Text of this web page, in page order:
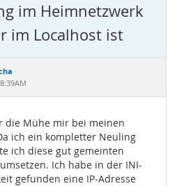
im Heimnetzwerk
im Localhost ist
die Mühe mir bei meinen
ich ein kompletter Neuling
ich diese gut gemeinten
Ich habe in der INI-
gefunden eine IP-Adresse